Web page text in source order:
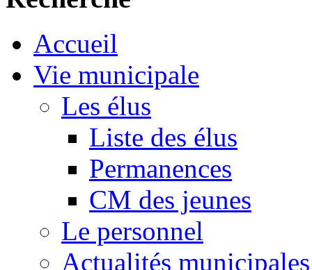
Accueil
Vie municipale
Les élus
Liste des élus
Permanences
CM des jeunes
Le personnel
Actualités municipales